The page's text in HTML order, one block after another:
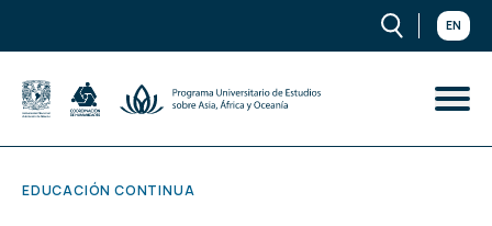
EN
EDUCACIÓN CONTINUA